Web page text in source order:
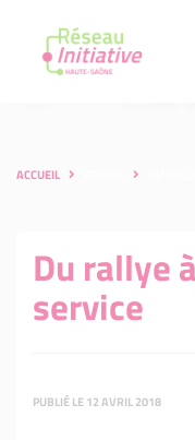
ACCUEIL
Du rallye
service
PUBLIÉ LE 12 AVRIL 2018